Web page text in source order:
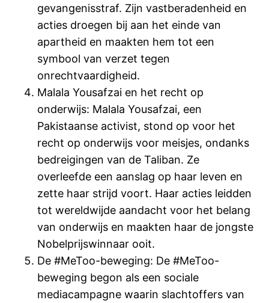
gevangenisstraf. Zijn vastberadenheid en
acties droegen bij aan het einde van
apartheid en maakten hem tot een
symbool van verzet tegen
onrechtvaardigheid.
Malala Yousafzai en het recht op
onderwijs: Malala Yousafzai, een
Pakistaanse activist, stond op voor het
recht op onderwijs voor meisjes, ondanks
bedreigingen van de Taliban. Ze
overleefde een aanslag op haar leven en
zette haar strijd voort. Haar acties leidden
tot wereldwijde aandacht voor het belang
van onderwijs en maakten haar de jongste
Nobelprijswinnaar ooit.
De #MeToo-beweging: De #MeToo-
beweging begon als een sociale
mediacampagne waarin slachtoffers van